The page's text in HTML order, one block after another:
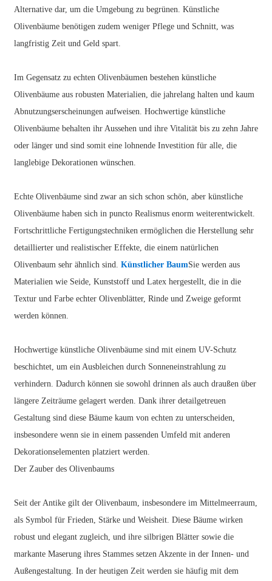
Alternative dar, um die Umgebung zu begrünen. Künstliche
Olivenbäume benötigen zudem weniger Pflege und Schnitt, was
langfristig Zeit und Geld spart.
Im Gegensatz zu echten Olivenbäumen bestehen künstliche
Olivenbäume aus robusten Materialien, die jahrelang halten und kaum
Abnutzungserscheinungen aufweisen. Hochwertige künstliche
Olivenbäume behalten ihr Aussehen und ihre Vitalität bis zu zehn Jahre
oder länger und sind somit eine lohnende Investition für alle, die
langlebige Dekorationen wünschen.
Echte Olivenbäume sind zwar an sich schon schön, aber künstliche
Olivenbäume haben sich in puncto Realismus enorm weiterentwickelt.
Fortschrittliche Fertigungstechniken ermöglichen die Herstellung sehr
detaillierter und realistischer Effekte, die einem natürlichen
Olivenbaum sehr ähnlich sind. Künstlicher BaumSie werden aus
Materialien wie Seide, Kunststoff und Latex hergestellt, die in die
Textur und Farbe echter Olivenblätter, Rinde und Zweige geformt
werden können.
Hochwertige künstliche Olivenbäume sind mit einem UV-Schutz
beschichtet, um ein Ausbleichen durch Sonneneinstrahlung zu
verhindern. Dadurch können sie sowohl drinnen als auch draußen über
längere Zeiträume gelagert werden. Dank ihrer detailgetreuen
Gestaltung sind diese Bäume kaum von echten zu unterscheiden,
insbesondere wenn sie in einem passenden Umfeld mit anderen
Dekorationselementen platziert werden.
Der Zauber des Olivenbaums
Seit der Antike gilt der Olivenbaum, insbesondere im Mittelmeerraum,
als Symbol für Frieden, Stärke und Weisheit. Diese Bäume wirken
robust und elegant zugleich, und ihre silbrigen Blätter sowie die
markante Maserung ihres Stammes setzen Akzente in der Innen- und
Außengestaltung. In der heutigen Zeit werden sie häufig mit dem